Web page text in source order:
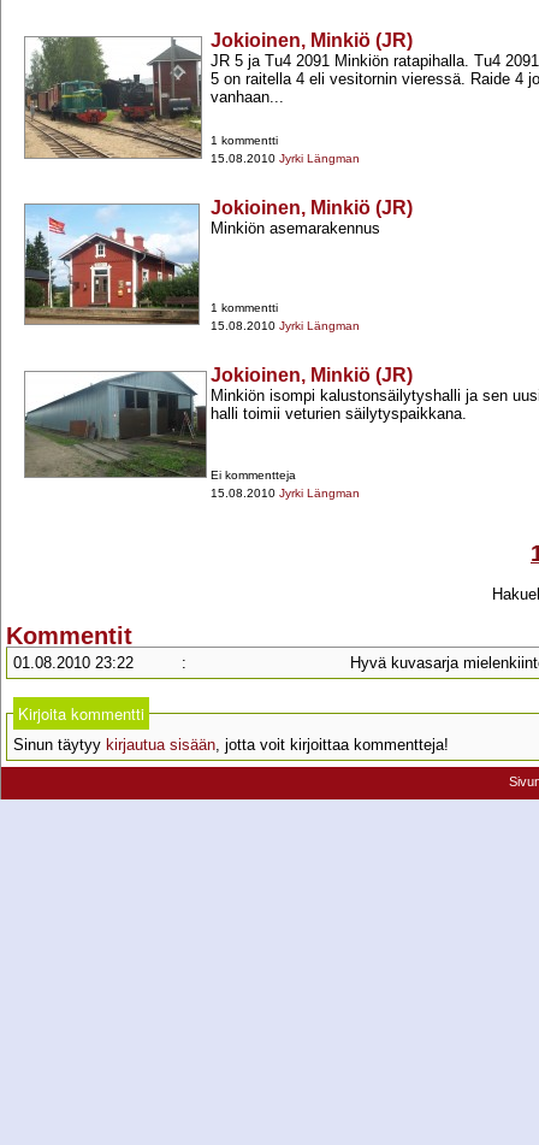
Jokioinen, Minkiö (JR)
JR 5 ja Tu4 2091 Minkiön ratapihalla. Tu4
5 on raitella 4 eli vesitornin vieressä. Raide 4
vanhaan...
1 kommentti
15.08.2010 Jyrki Längman
Jokioinen, Minkiö (JR)
Minkiön asemarakennus
1 kommentti
15.08.2010 Jyrki Längman
Jokioinen, Minkiö (JR)
Minkiön isompi kalustonsäilytyshalli ja sen
halli toimii veturien säilytyspaikkana.
Ei kommentteja
15.08.2010 Jyrki Längman
Kommentit
01.08.2010 23:22 : Hyvä kuvasarja
Kirjoita kommentti
Sinun täytyy kirjautua sisään, jotta voit kirjoittaa kommentteja!